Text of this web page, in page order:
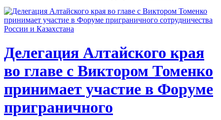
Делегация Алтайского края
во главе с Виктором Томенко
принимает участие в Форуме
приграничного